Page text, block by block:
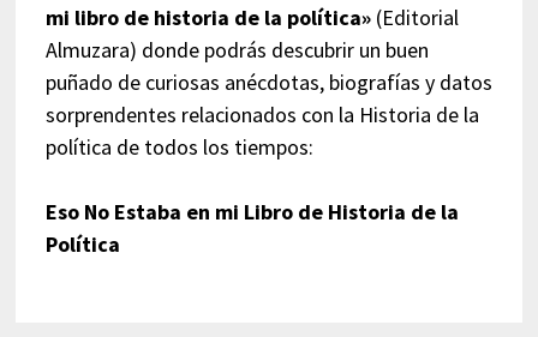
mi libro de historia de la política»(Editorial
Almuzara) donde podrás descubrir un buen
puñado de curiosas anécdotas, biografías y datos
sorprendentes relacionados con la Historia de la
política de todos los tiempos:
Eso No Estaba en mi Libro de Historia de la
Política